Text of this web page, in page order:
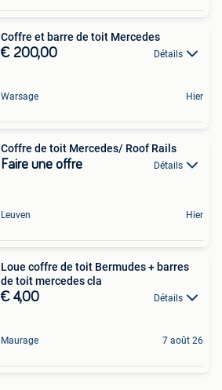
Coffre et barre de toit Mercedes
€ 200,00 Détails
Warsage Hier
Coffre de toit Mercedes/ Roof Rails
Faire une offre Détails
Leuven Hier
Loue coffre de toit Bermudes + barres
de toit mercedes cla
€ 4,00 Détails
Maurage 7 août 26